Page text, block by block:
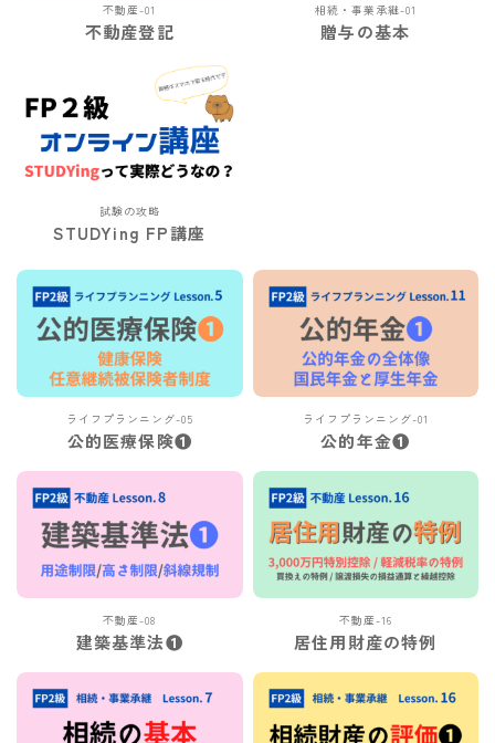
不動産-01
不動産登記
相続・事業承継-01
贈与の基本
試験の攻略
STUDYing FP講座
ライフプランニング-05
公的医療保険❶
ライフプランニング-01
公的年金❶
不動産-08
建築基準法❶
不動産-16
居住用財産の特例